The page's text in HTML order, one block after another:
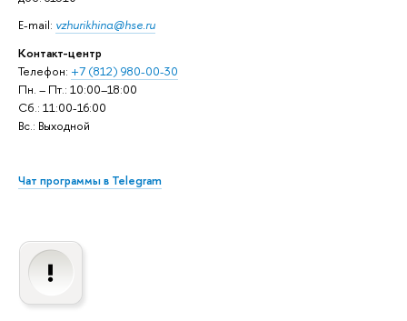
E-mail: vzhurikhina@hse.ru
Контакт-центр
Телефон: +7 (812) 980-00-30
Пн. – Пт.: 10:00–18:00
Сб.: 11:00-16:00
Вс.: Выходной
Чат программы в Telegram